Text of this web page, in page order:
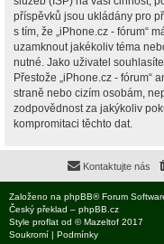
příspěvků jsou ukládány pro
s tím, že „iPhone.cz - fórum“
uzamknout jakékoliv téma
nutné. Jako uživatel
Přestože „iPhone.cz - fórum“
straně nebo cizím osobám,
zodpovědnost za jakýkoliv
kompromitaci těchto dat.
Kontaktujte nás
Založeno na phpBB® Forum
Český překlad – phpBB.cz
Style proflat od ©Mazeltof 2017
Soukromí | Podmínky